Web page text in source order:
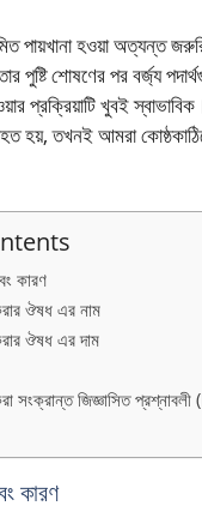
পায়খানা হওয়া অত্যন্ত
পুষ্টি শোষণের পর বর্জ্য
প্রক্রিয়াটি খুবই
হয়, তখনই আমরা
কারণ
ঔষধ এর নাম
ঔষধ এর দাম
সংক্রান্ত জিজ্ঞাসিত
কারণ